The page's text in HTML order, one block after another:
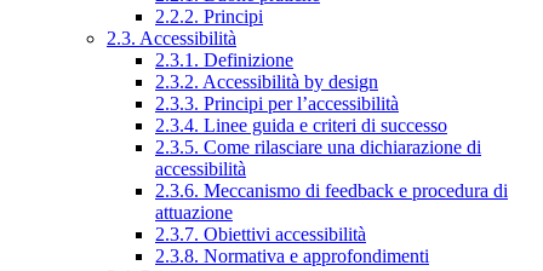
2.2.2. Principi
2.3. Accessibilità
2.3.1. Definizione
2.3.2. Accessibilità by design
2.3.3. Principi per l’accessibilità
2.3.4. Linee guida e criteri di successo
2.3.5. Come rilasciare una dichiarazione di
accessibilità
2.3.6. Meccanismo di feedback e procedura di
attuazione
2.3.7. Obiettivi accessibilità
2.3.8. Normativa e approfondimenti